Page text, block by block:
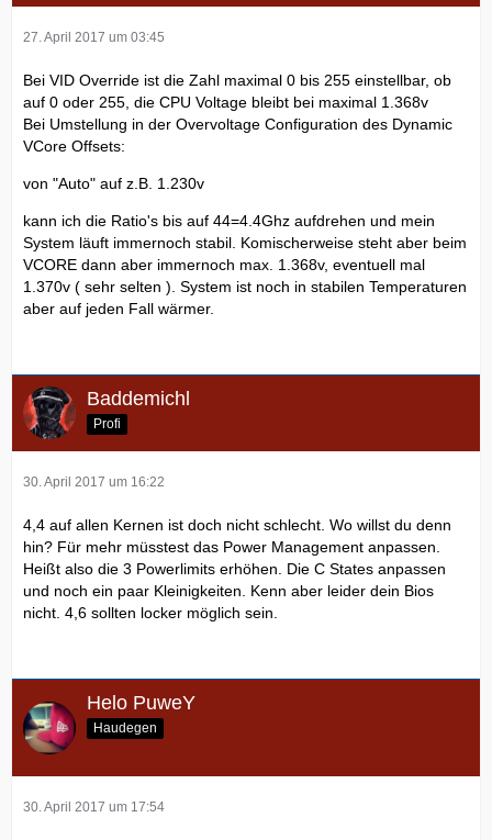
27. April 2017 um 03:45
Bei VID Override ist die Zahl maximal 0 bis 255 einstellbar, ob
auf 0 oder 255, die CPU Voltage bleibt bei maximal 1.368v
Bei Umstellung in der Overvoltage Configuration des Dynamic
VCore Offsets:
von "Auto" auf z.B. 1.230v
kann ich die Ratio's bis auf 44=4.4Ghz aufdrehen und mein
System läuft immernoch stabil. Komischerweise steht aber beim
VCORE dann aber immernoch max. 1.368v, eventuell mal
1.370v ( sehr selten ). System ist noch in stabilen Temperaturen
aber auf jeden Fall wärmer.
Baddemichl
Profi
30. April 2017 um 16:22
4,4 auf allen Kernen ist doch nicht schlecht. Wo willst du denn
hin? Für mehr müsstest das Power Management anpassen.
Heißt also die 3 Powerlimits erhöhen. Die C States anpassen
und noch ein paar Kleinigkeiten. Kenn aber leider dein Bios
nicht. 4,6 sollten locker möglich sein.
Helo PuweY
Haudegen
30. April 2017 um 17:54